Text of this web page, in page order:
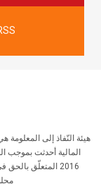
هيئة النّفاذ إلى المعلومة
2016 المتعلّق
مجلس